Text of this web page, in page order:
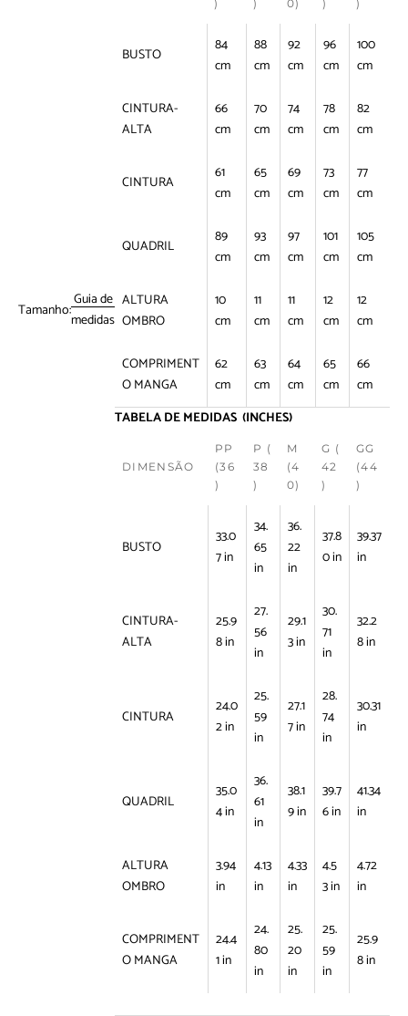
Tamanho:Guia de
medidas
) ) 0) ) )
BUSTO
84
cm
88
cm
92
cm
96
cm
100
cm
CINTURA-
ALTA
66
cm
70
cm
74
cm
78
cm
82
cm
CINTURA
61
cm
65
cm
69
cm
73
cm
77
cm
QUADRIL
89
cm
93
cm
97
cm
101
cm
105
cm
ALTURA
OMBRO
10
cm
11
cm
11
cm
12
cm
12
cm
COMPRIMENT
O MANGA
62
cm
63
cm
64
cm
65
cm
66
cm
TABELA DE MEDIDAS (INCHES)
DIMENSÃO
PP
(36
)
P (
38
)
M
(4
0)
G (
42
)
GG
(44
)
BUSTO
33.0
7 in
34.
65
in
36.
22
in
37.8
0 in
39.37
in
CINTURA-
ALTA
25.9
8 in
27.
56
in
29.1
3 in
30.
71
in
32.2
8 in
CINTURA
24.0
2 in
25.
59
in
27.1
7 in
28.
74
in
30.31
in
QUADRIL
35.0
4 in
36.
61
in
38.1
9 in
39.7
6 in
41.34
in
ALTURA
OMBRO
3.94
in
4.13
in
4.33
in
4.5
3 in
4.72
in
COMPRIMENT
O MANGA
24.4
1 in
24.
80
in
25.
20
in
25.
59
in
25.9
8 in